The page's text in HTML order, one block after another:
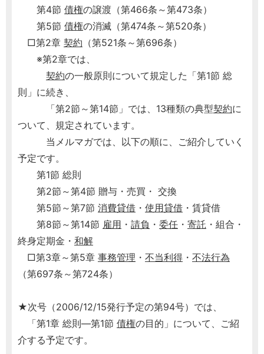
第4節 債権の譲渡（第466条～第473条）
第5節 債権の消滅（第474条～第520条）
□第2章 契約 （第521条～第696条）
※第2章では、
契約の一般原則について規定した「第1節 総
則」に続き、
「第2節～第14節」では、13種類の典型契約に
ついて、規定されています。
当メルマガでは、以下の順に、ご紹介していく
予定です。
第1節 総則
第2節～第4節 贈与・売買・ 交換
第5節～第7節 消費貸借 ・ 使用貸借 ・賃貸借
第8節～第14節 雇用 ・ 請負 ・ 委任 ・ 寄託 ・組合・
終身定期金・ 和解
□第3章～第5章 事務管理 ・ 不当利得 ・ 不法行為
（第697条～第724条）
★次号（2006/12/15発行予定の第94号）では、
「第1章 総則―第1節 債権の目的」について、ご紹
介する予定です。